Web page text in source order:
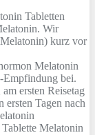
Tabletten
Wir
kurz vor
Melatonin
Empfindung bei.
ersten Reisetag
ersten Tagen nach
Melatonin